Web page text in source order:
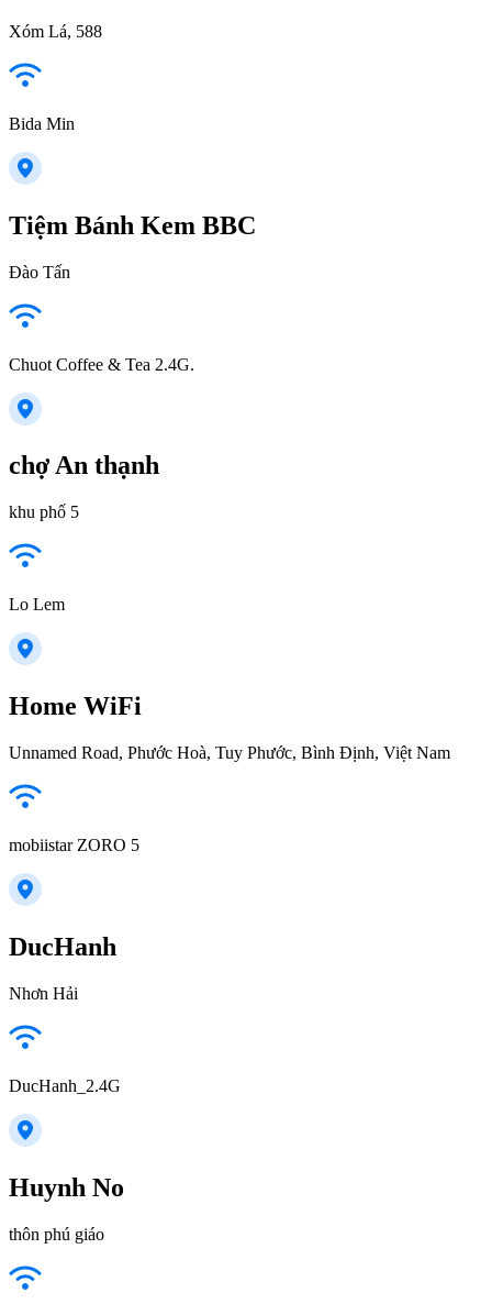
Xóm Lá, 588
Bida Min
Tiệm Bánh Kem BBC
Đào Tấn
Chuot Coffee & Tea 2.4G.
chợ An thạnh
khu phố 5
Lo Lem
Home WiFi
Unnamed Road, Phước Hoà, Tuy Phước, Bình Định, Việt Nam
mobiistar ZORO 5
DucHanh
Nhơn Hải
DucHanh_2.4G
Huynh No
thôn phú giáo